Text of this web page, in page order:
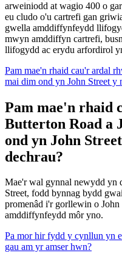
arweiniodd at wagio 400 o
eu cludo o'u cartrefi gan
gwella amddiffynfeydd
mwyn amddiffyn cartrefi,
llifogydd ac erydu arfordirol
Pam mae'n rhaid cau'r ardal
mai dim ond yn John Street y
Pam mae'n rhaid
Butterton Road a
ond yn John
dechrau?
Mae'r wal gynnal newydd yn
Street, fodd bynnag bydd
promenâd i'r gorllewin o
amddiffynfeydd môr yno.
Pa mor hir fydd y cynllun yn
gau am yr amser hwn?